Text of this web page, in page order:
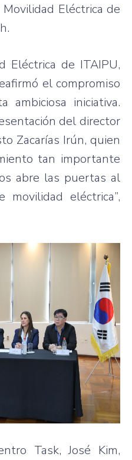
Eléctrica de
Eléctrica de ITAIPU,
el compromiso
iniciativa.
del director
Zacarías Irún, quien
tan importante
abre las puertas al
eléctrica”,
Task, José Kim,